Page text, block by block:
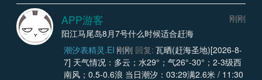
APP游客
刚刚
阳江马尾岛8月7号什么时候适合赶海
潮汐表精灵.EI 刚刚 回复: 瓦晒(赶海圣地)[2026-8-
7] 天气情况：多云；水29°；气26°-30°；2-3级西
南风；0.5-0.6浪 当日潮汐：03:29满2.6米 / 11:30